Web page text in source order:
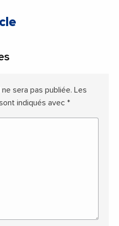
sera pas publiée. Les
indiqués avec *